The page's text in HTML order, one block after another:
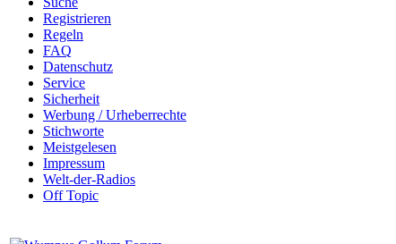
Registrieren
Regeln
FAQ
Datenschutz
Service
Sicherheit
Werbung / Urheberrechte
Stichworte
Meistgelesen
Impressum
Welt-der-Radios
Off Topic